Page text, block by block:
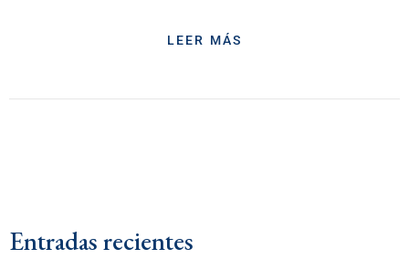
LEER MÁS
Entradas recientes